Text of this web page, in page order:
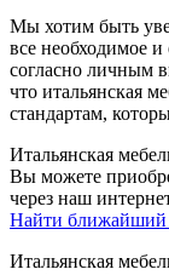
Мы хотим быть
все необходимое и
согласно личным
что итальянская
стандартам,
Итальянская
Вы можете
через наш
Найти ближайший
Итальянская